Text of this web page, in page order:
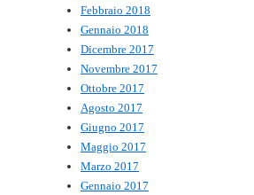
Febbraio 2018
Gennaio 2018
Dicembre 2017
Novembre 2017
Ottobre 2017
Agosto 2017
Giugno 2017
Maggio 2017
Marzo 2017
Gennaio 2017